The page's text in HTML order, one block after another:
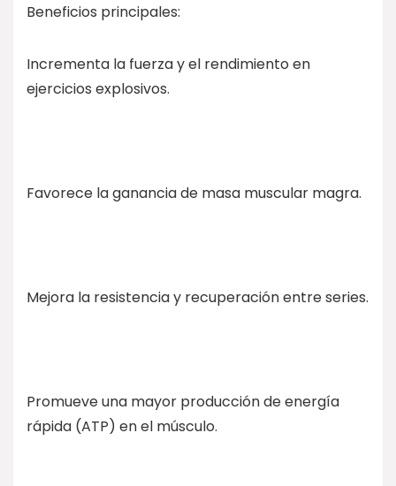
Beneficios principales:
Incrementa la fuerza y el rendimiento en
ejercicios explosivos.
Favorece la ganancia de masa muscular magra.
Mejora la resistencia y recuperación entre series.
Promueve una mayor producción de energía
rápida (ATP) en el músculo.